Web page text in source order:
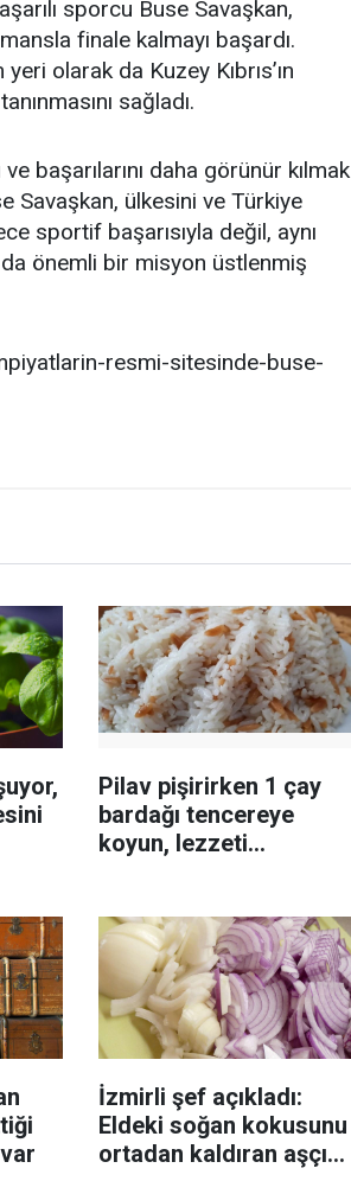
sporcu Buse Savaşkan,
finale kalmayı başardı.
olarak da Kuzey Kıbrıs’ın
sağladı.
başarılarını daha görünür kılmak
Savaşkan, ülkesini ve Türkiye
sportif başarısıyla değil, aynı
da önemli bir misyon üstlenmiş
resmi-sitesinde-buse-
Pilav pişirirken 1 çay
bardağı tencereye
koyun, lezzeti
İzmirli şef açıkladı:
Eldeki soğan kokusunu
ortadan kaldıran aşçı